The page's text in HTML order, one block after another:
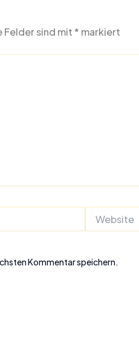
sind mit* markiert
Kommentar speichern.